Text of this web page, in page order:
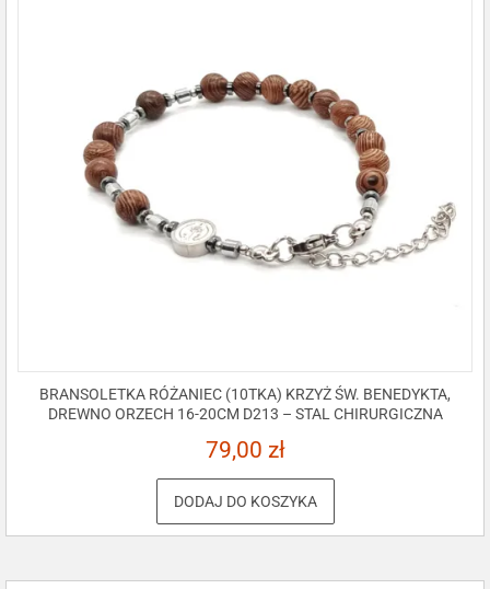
BRANSOLETKA RÓŻANIEC (10TKA) KRZYŻ ŚW. BENEDYKTA,
DREWNO ORZECH 16-20CM D213 – STAL CHIRURGICZNA
79,00 zł
DODAJ DO KOSZYKA